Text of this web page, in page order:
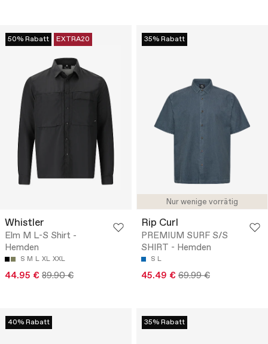
50% Rabatt EXTRA20
Whistler
Elm M L-S Shirt -
Hemden
S M L XL XXL
44.95 € 89.90 €
Nur wenige vorrätig
35% Rabatt
Rip Curl
PREMIUM SURF S/S
SHIRT - Hemden
S L
45.49 € 69.99 €
40% Rabatt 35% Rabatt